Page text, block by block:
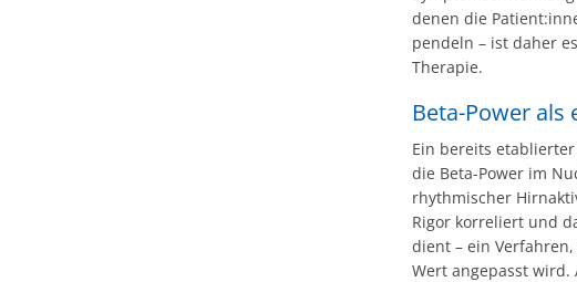
denen die
pendeln – ist daher
Therapie.
Beta-Power
Ein bereits
die Beta-Power im
rhythmischer
Rigor korreliert und
dient – ein
Wert angepasst